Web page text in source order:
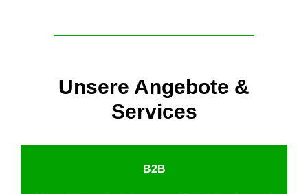
Unsere Angebote &
Services
B2B